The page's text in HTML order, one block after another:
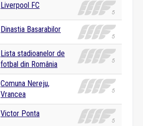
Liverpool FC
Dinastia Basarabilor
Lista stadioanelor de
fotbal din România
Comuna Nereju,
Vrancea
Victor Ponta